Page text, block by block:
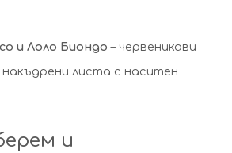
и Лоло Биондо – червеникави
накъдрени листа с наситен
и